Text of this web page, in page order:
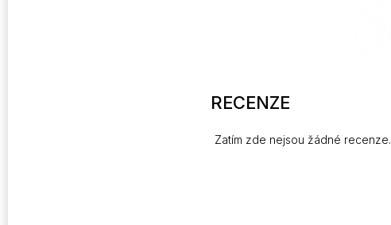
RECENZE
Zatím zde nejsou žádné recenze.